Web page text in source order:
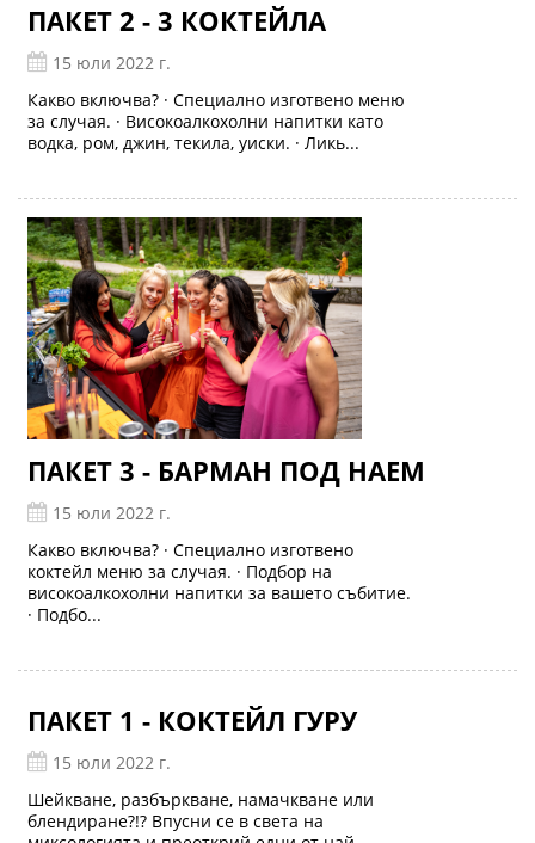
ПАКЕТ 2 - 3 КОКТЕЙЛА
15 юли 2022 г.
Какво включва? · Специално изготвено меню
за случая. · Високоалкохолни напитки като
водка, ром, джин, текила, уиски. · Ликь...
ПАКЕТ 3 - БАРМАН ПОД НАЕМ
15 юли 2022 г.
Какво включва? · Специално изготвено
коктейл меню за случая. · Подбор на
високоалкохолни напитки за вашето събитие.
· Подбо...
ПАКЕТ 1 - КОКТЕЙЛ ГУРУ
15 юли 2022 г.
Шейкване, разбъркване, намачкване или
блендиране?!? Впусни се в света на